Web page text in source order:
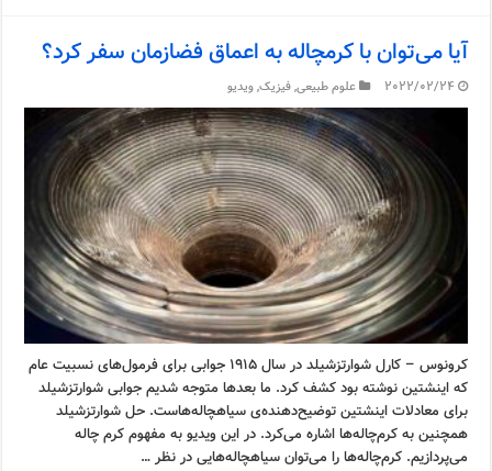
آیا می‌توان با کرمچاله به اعماق فضازمان سفر کرد؟
2022/02/24 علوم طبیعی,فیزیک,ویدیو
کرونوس – کارل شوارتزشیلد در سال ۱۹۱۵ جوابی برای فرمول‌های نسبیت عام
که اینشتین نوشته بود کشف کرد. ما بعدها متوجه شدیم جوابی شوارتزشیلد
برای معادلات اینشتین توضیح‌دهنده‌ی سیاهچاله‌هاست. حل شوارتزشیلد
همچنین به کرم‌چاله‌ها اشاره می‌کرد. در این ویدیو به مفهوم کرم چاله
می‌پردازیم. کرم‌چاله‌ها را می‌توان سیاهچاله‌هایی در نظر …